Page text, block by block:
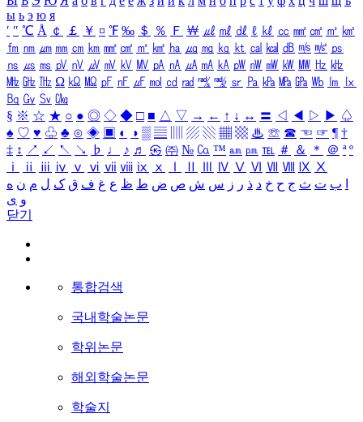
ы ь э ю я
′ ″ ℃ Å ￠ ￡ ￥ ¤ ℉ ‰ ＄ ％ Ｆ ￦ ㎕ ㎖ ㎗ ℓ ㎘ ㏄ ㎣ ㎤ ㎥ ㎦
㎙ ㎚ ㎛ ㎜ ㎝ ㎞ ㎟ ㎠ ㎡ ㎢ ㏊ ㎍ ㎎ ㎏ ㏏ ㎈ ㎉ ㏈ ㎧ ㎨ ㎰
㎱ ㎲ ㎳ ㎴ ㎵ ㎶ ㎷ ㎸ ㎹ ㎀ ㎁ ㎂ ㎃ ㎄ ㎺ ㎻ ㎽ ㎾ ㎿ ㎐ ㎑
㎒ ㎓ ㎔ Ω ㏀ ㏁ ㎊ ㎋ ㎌ ㏖ ㏅ ㎭ ㎮ ㎯ ㏛ ㎩ ㎪ ㎫ ㎬ ㏝ ㏐
㏓
㏃ ㏉ ㏜ ㏆
§ ※ ☆ ★ ○ ● ◎ ◇ ◆ □ ■ △ ▽ → ← ↑ ↓ ↔ 〓 ◁ ◀ ▷ ▶ ♤
♠ ♡ ♥ ♧ ♣ ⊙ ◈ ▣ ◐ ◑ ▒ ▤ ▨ ▧ ▦ ▩ ♨ ☏ ☎ ☜ ☞ ¶ †
‡ ↕ ↗ ↙ ↖ ↘ ♭ ♩ ♪ ♬ ㉿ ㈜ № ㏇ ™ ㏂ ㏘ ℡ ＃ ＆ ＊ ＠ ª º
ⅰ
ⅱ ⅲ ⅳ ⅴ ⅵ ⅶ ⅷ ⅸ ⅹ Ⅳ Ⅴ Ⅵ Ⅶ Ⅷ Ⅸ Ⅹ
ب ت ث ج ح خ د ذ ر ز س ش ص ض ط ظ ع غ ف ق ک ل م ن ه
و ی
닫기
통합검색
국내학술논문
학위논문
해외학술논문
학술지